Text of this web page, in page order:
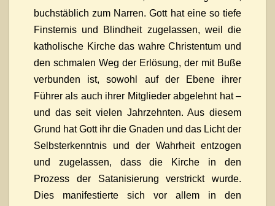
buchstäblich zum Narren. Gott hat eine so tiefe
Finsternis und Blindheit zugelassen, weil die
katholische Kirche das wahre Christentum und
den schmalen Weg der Erlösung, der mit Buße
verbunden ist, sowohl auf der Ebene ihrer
Führer als auch ihrer Mitglieder abgelehnt hat –
und das seit vielen Jahrzehnten. Aus diesem
Grund hat Gott ihr die Gnaden und das Licht der
Selbsterkenntnis und der Wahrheit entzogen
und zugelassen, dass die Kirche in den
Prozess der Satanisierung verstrickt wurde.
Dies manifestierte sich vor allem in den